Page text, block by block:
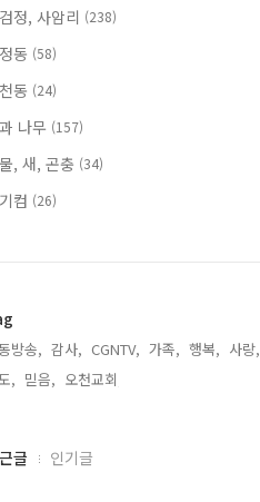
정, 사암리 (238)
동 (58)
동 (24)
나무 (157)
, 새, 곤충 (34)
컴 (26)
방송, 감사, CGNTV, 가족, 행복, 사랑,
, 믿음, 오천교회,
글 인기글